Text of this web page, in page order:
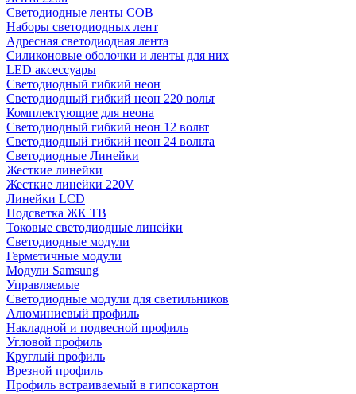
Светодиодные ленты COB
Наборы светодиодных лент
Адресная светодиодная лента
Силиконовые оболочки и ленты для них
LED аксессуары
Светодиодный гибкий неон
Светодиодный гибкий неон 220 вольт
Комплектующие для неона
Светодиодный гибкий неон 12 вольт
Светодиодный гибкий неон 24 вольта
Светодиодные Линейки
Жесткие линейки
Жесткие линейки 220V
Линейки LCD
Подсветка ЖК ТВ
Токовые светодиодные линейки
Светодиодные модули
Герметичные модули
Модули Samsung
Управляемые
Светодиодные модули для светильников
Алюминиевый профиль
Накладной и подвесной профиль
Угловой профиль
Круглый профиль
Врезной профиль
Профиль встраиваемый в гипсокартон